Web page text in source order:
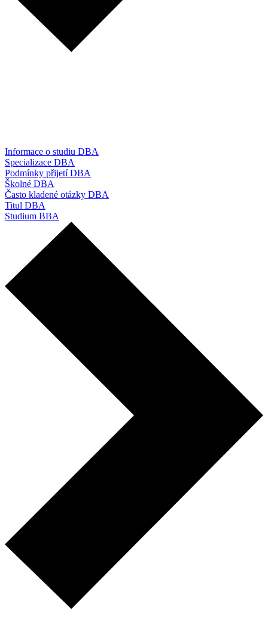
Informace o studiu DBA
Specializace DBA
Podmínky přijetí DBA
Školné DBA
Často kladené otázky DBA
Titul DBA
Studium BBA